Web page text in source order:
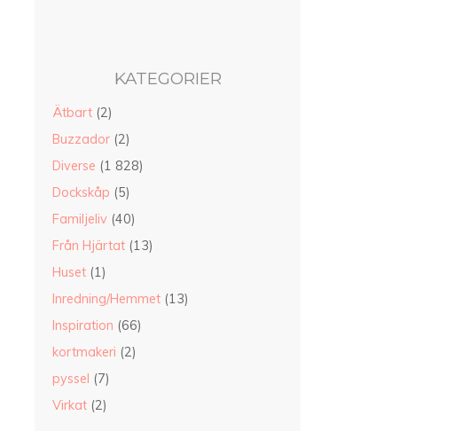
KATEGORIER
Ätbart (2)
Buzzador (2)
Diverse (1 828)
Dockskåp (5)
Familjeliv (40)
Från Hjärtat (13)
Huset (1)
Inredning/Hemmet (13)
Inspiration (66)
kortmakeri (2)
pyssel (7)
Virkat (2)